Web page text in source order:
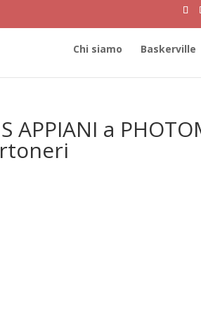
Chi siamo Baskerville
APPIANI a